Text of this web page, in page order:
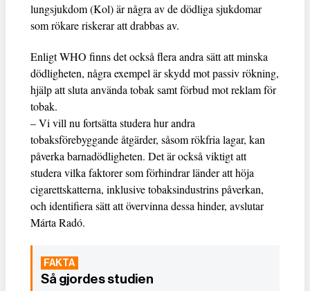
lungsjukdom (Kol) är några av de dödliga sjukdomar
som rökare riskerar att drabbas av.
Enligt WHO finns det också flera andra sätt att minska
dödligheten, några exempel är skydd mot passiv rökning,
hjälp att sluta använda tobak samt förbud mot reklam för
tobak.
– Vi vill nu fortsätta studera hur andra
tobaksförebyggande åtgärder, såsom rökfria lagar, kan
påverka barnadödligheten. Det är också viktigt att
studera vilka faktorer som förhindrar länder att höja
cigarettskatterna, inklusive tobaksindustrins påverkan,
och identifiera sätt att övervinna dessa hinder, avslutar
Márta Radó.
Så gjordes studien